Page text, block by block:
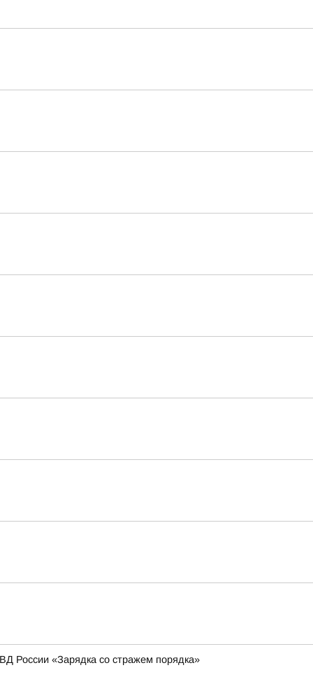
России «Зарядка со стражем порядка»